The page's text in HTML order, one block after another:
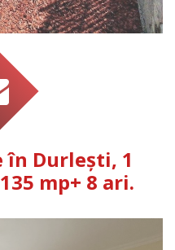
în Durlești, 1
mp+ 8 ari.